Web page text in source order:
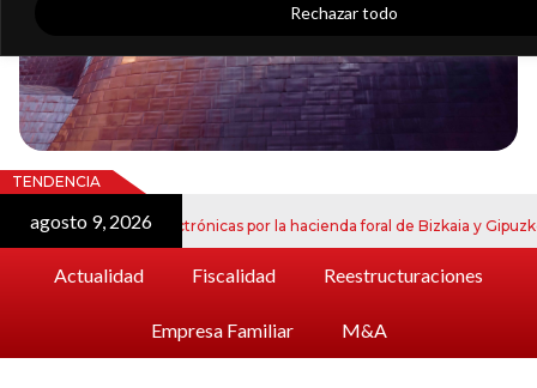
Rechazar todo
TENDENCIA
agosto 9, 2026
notificaciones electrónicas por la hacienda foral de Bizkaia y Gipuzkoa
Actualidad Fiscalidad Reestructuraciones
Empresa Familiar M&A